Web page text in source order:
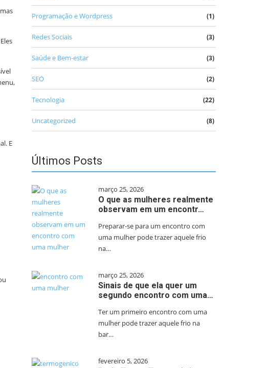
E
Programação e Wordpress (1)
Redes Sociais (3)
Saúde e Bem-estar (3)
SEO (2)
Tecnologia (22)
Uncategorized (8)
Últimos Posts
março 25, 2026
O que as mulheres realmente
observam em um encontr…
Preparar-se para um encontro com
uma mulher pode trazer aquele frio
na…
março 25, 2026
Sinais de que ela quer um
segundo encontro com uma…
Ter um primeiro encontro com uma
mulher pode trazer aquele frio na
bar…
fevereiro 5, 2026